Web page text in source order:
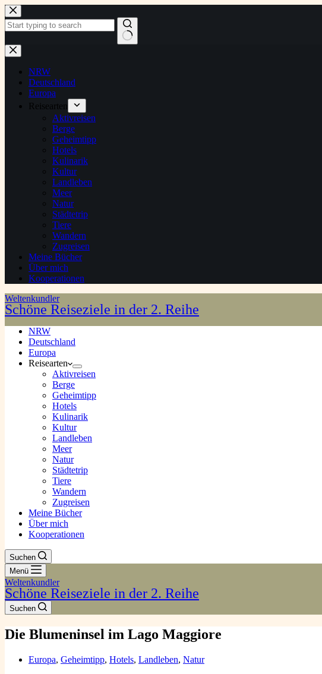
Zum
Inhalt
springen
Keine
Ergebnisse
NRW
Deutschland
Europa
Reisearten
Aktivreisen
Berge
Geheimtipp
Hotels
Kulinarik
Kultur
Landleben
Meer
Natur
Städtetrip
Tiere
Wandern
Zugreisen
Meine Bücher
Über mich
Kooperationen
Weltenkundler
Schöne Reiseziele in der 2. Reihe
NRW
Deutschland
Europa
Reisearten
Aktivreisen
Berge
Geheimtipp
Hotels
Kulinarik
Kultur
Landleben
Meer
Natur
Städtetrip
Tiere
Wandern
Zugreisen
Meine Bücher
Über mich
Kooperationen
Suchen
Menü
Weltenkundler
Schöne Reiseziele in der 2. Reihe
Suchen
Die Blumeninsel im Lago Maggiore
Europa, Geheimtipp, Hotels, Landleben, Natur